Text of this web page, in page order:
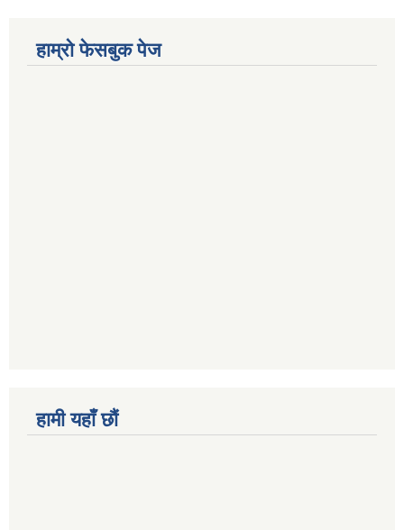
हाम्राे फेसबुक पेज
हामी यहाँ छौं